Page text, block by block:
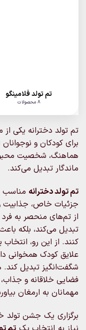
تم تولد فلامینگو
8 محصولات
تم تولد دخترانه یکی
برای کودکان و
هماهنگ، شخصیت
ماندگار تبدیل می‌کند.
تم تولد دخترانه مناسب
جزئیات خاص، جذابیت و
از تم‌های منحصر به
تبدیل می‌کند، بلکه
کنند. از این رو،
علایق کودک همخوانی
شگفت‌انگیز تبدیل کند.
فضایی خلاقانه و جذاب،
مهمانان به ارمغان
برگزاری یک جشن تولد